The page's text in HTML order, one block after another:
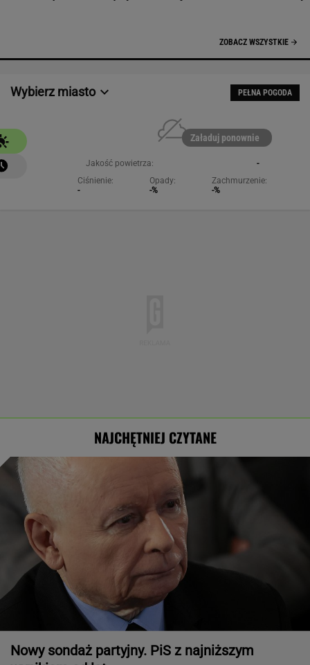
ZOBACZ WSZYSTKIE
Wybierz miasto PEŁNA POGODA
Załaduj ponownie
Jakość powietrza:
-
Ciśnienie:
-
Opady:
-%
Zachmurzenie:
-%
NAJCHĘTNIEJ CZYTANE
Nowy sondaż partyjny. PiS z najniższym